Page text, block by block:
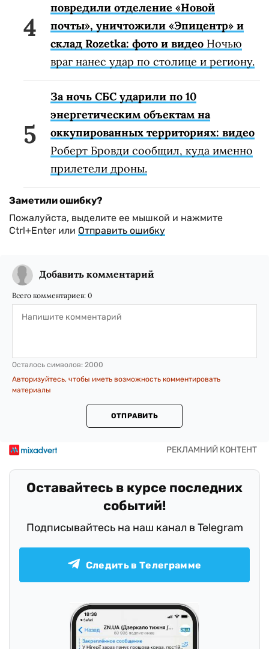
повредили отделение «Новой
почты», уничтожили «Эпицентр» и
склад Rozetka: фото и видео Ночью
враг нанес удар по столице и региону.
За ночь СБС ударили по 10
энергетическим объектам на
оккупированных территориях: видео
Роберт Бровди сообщил, куда именно
прилетели дроны.
Заметили ошибку?
Пожалуйста, выделите ее мышкой и нажмите
Ctrl+Enter или Отправить ошибку
Добавить комментарий
Всего комментариев: 0
Осталось символов: 2000
Авторизуйтесь, чтобы иметь возможность комментировать
материалы
ОТПРАВИТЬ
Оставайтесь в курсе последних
событий!
Подписывайтесь на наш канал в Telegram
Следить в Телеграмме